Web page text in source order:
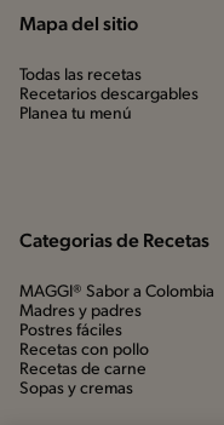
Mapa del sitio
Todas las recetas
Recetarios descargables
Planea tu menú
Categorias de Recetas
MAGGI® Sabor a Colombia
Madres y padres
Postres fáciles
Recetas con pollo
Recetas de carne
Sopas y cremas